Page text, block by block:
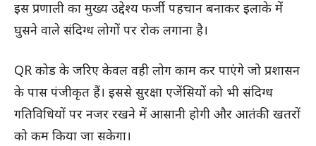
इस प्रणाली का मुख्य उद्देश्य फर्जी पहचान बनाकर इलाके में
घुसने वाले संदिग्ध लोगों पर रोक लगाना है।
QR कोड के जरिए केवल वही लोग काम कर पाएंगे जो प्रशासन
के पास पंजीकृत हैं। इससे सुरक्षा एजेंसियों को भी संदिग्ध
गतिविधियों पर नजर रखने में आसानी होगी और आतंकी खतरों
को कम किया जा सकेगा।